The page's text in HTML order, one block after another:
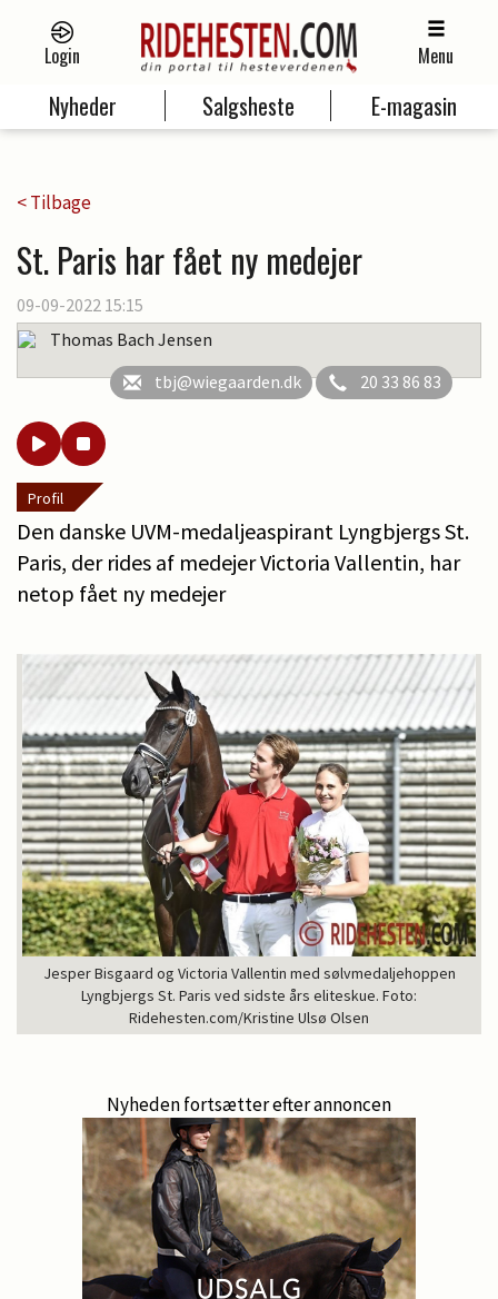
Login Menu
Nyheder Salgsheste E-magasin
< Tilbage
St. Paris har fået ny medejer
09-09-2022 15:15
Thomas Bach Jensen
tbj@wiegaarden.dk
20 33 86 83
Profil
Den danske UVM-medaljeaspirant Lyngbjergs St.
Paris, der rides af medejer Victoria Vallentin, har
netop fået ny medejer
Jesper Bisgaard og Victoria Vallentin med sølvmedaljehoppen
Lyngbjergs St. Paris ved sidste års eliteskue. Foto:
Ridehesten.com/Kristine Ulsø Olsen
Nyheden fortsætter efter annoncen